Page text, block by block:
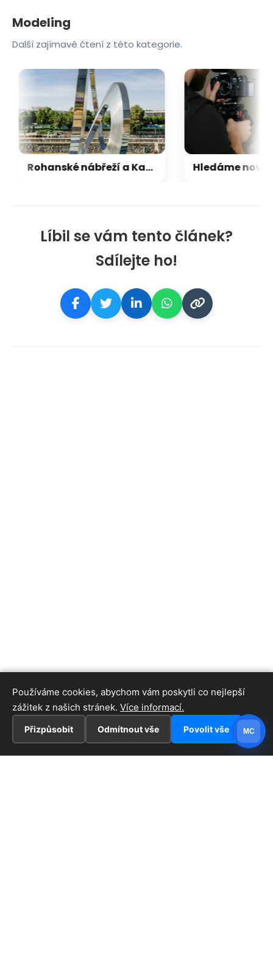
Líbil se vám tento článek?
Sdílejte ho!
Modeling
Další zajímavé čtení z této kategorie.
Rohanské nábřeží a Karlín ožívají novým projektem agentury Fashion Models
Používáme cookies, abychom vám poskytli co nejlepší
zážitek z našich stránek. Více informací.
Přizpůsobit Odmítnout vše Povolit vše MC